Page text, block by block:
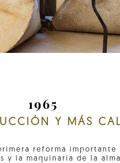
1965
Y MÁS
reforma importante
y la maquinaria de la